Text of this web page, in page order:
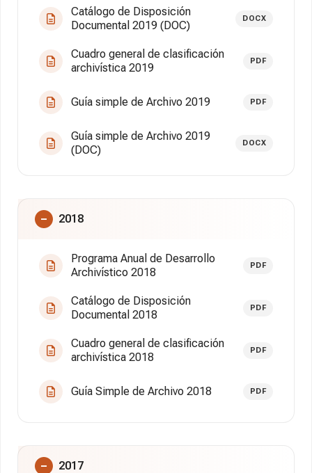
Catálogo de Disposición
Documental 2019 (DOC)
DOCX
Cuadro general de clasificación
archivística 2019
PDF
Guía simple de Archivo 2019 PDF
Guía simple de Archivo 2019
(DOC)
DOCX
2018
Programa Anual de Desarrollo
Archivístico 2018
PDF
Catálogo de Disposición
Documental 2018
PDF
Cuadro general de clasificación
archivística 2018
PDF
Guía Simple de Archivo 2018 PDF
2017